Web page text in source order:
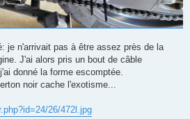
je n'arrivait pas à être assez près de la
J'ai alors pris un bout de câble
donné la forme escomptée.
noir cache l'exotisme...
26/472l.jpg